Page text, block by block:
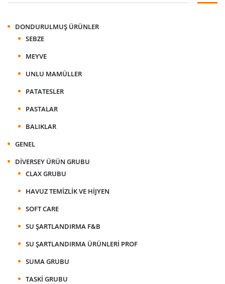
DONDURULMUŞ ÜRÜNLER
SEBZE
MEYVE
UNLU MAMÜLLER
PATATESLER
PASTALAR
BALIKLAR
GENEL
DIVERSEY ÜRÜN GRUBU
CLAX GRUBU
HAVUZ TEMIZLIK VE HIJYEN
SOFT CARE
SU ŞARTLANDIRMA F&B
SU ŞARTLANDIRMA ÜRÜNLERI PROF
SUMA GRUBU
TASKI GRUBU